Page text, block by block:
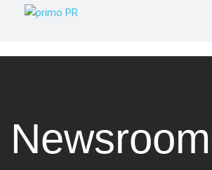
Newsroom